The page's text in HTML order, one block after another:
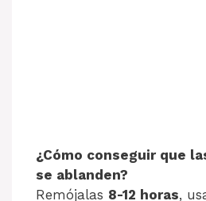
¿Cómo conseguir que
se ablanden?
Remójalas 8-12 horas,